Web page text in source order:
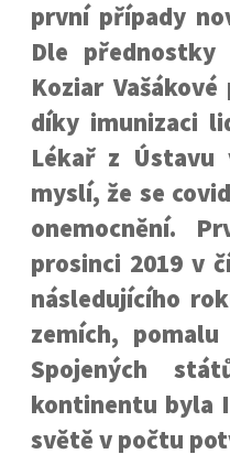
první případy
Dle
Koziar
díky imunizaci
Lékař z Ústavu
myslí, že se
onemocnění.
prosinci 2019 v
následujícího
zemích,
Spojených
kontinentu byla
světě v počtu